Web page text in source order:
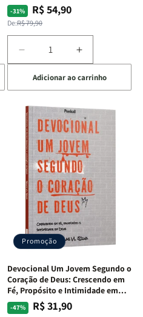
-31%
Preço
normal
De:R$ 79,90
Preço
promocional
R$ 54,90
Diminuir
a
quantidade
de
Devocional
Café
com
Mulheres
da
Bíblia
Equipe
Teológica
Penkal
Aumentar
a
quantidade
de
Devocional
Café
com
Mulheres
da
Bíblia
|
Equipe
Teológica
Penkal
Adicionar ao carrinho
Promoção
Devocional Um Jovem Segundo o
Coração de Deus: Crescendo em
Fé, Propósito e Intimidade em
Deus
-47%
Preço
PreçoR$ 31,90